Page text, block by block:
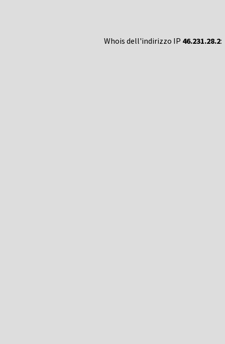
Whois dell'indirizzo IP 46.231.28.2: